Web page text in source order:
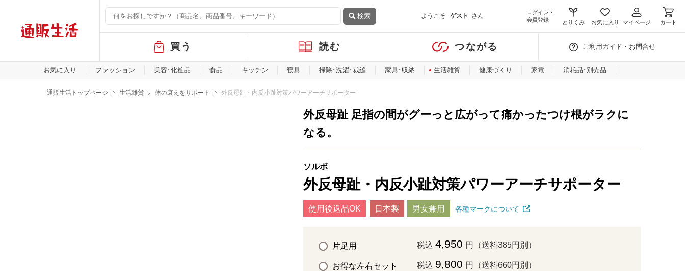
検索 ようこそ ゲスト さん
ログイン・
会員登録
とりくみ お気に入り マイページ カート
バ
ル
メ
買う 読む つながる ご利用ガイド・お問合せ
お気に入り ファッション 美容･化粧品 食品 キッチン 寝具 掃除･洗濯･裁縫 家具･収納 生活雑貨 健康づくり 家電 消耗品･別売品
通販生活トップページ 生活雑貨 体の衰えをサポート 外反母趾・内反小趾対策パワーアーチサポーター
外反母趾 足指の間がグーっと広がって痛かったつけ根がラクに
なる。
ソルボ
外反母趾・内反小趾対策パワーアーチサポーター
使用後返品OK 日本製 男女兼用 各種マークについて
片足用 税込 4,950 円（送料385円別）
お得な左右セット 税込 9,800 円（送料660円別）